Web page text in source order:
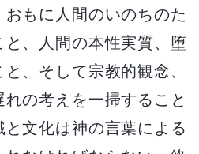
もに人間のいのちのた
、人間の本性実質、堕
、そして宗教的観念、
の考えを一掃すること
文化は神の言葉による